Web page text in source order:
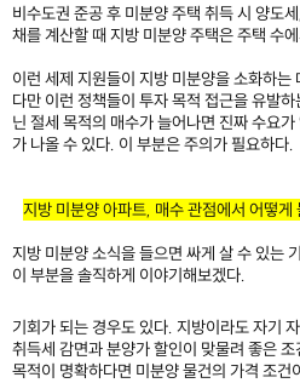
비수도권 준공 후 미분양 주택 취득 시 양도
채를 계산할 때 지방 미분양 주택은 주택 수
이런 세제 지원들이 지방 미분양을 소화하는
다만 이런 정책들이 투자 목적 접근을 유발
닌 절세 목적의 매수가 늘어나면 진짜 수요
가 나올 수 있다. 이 부분은 주의가 필요하다.
지방 미분양 아파트, 매수 관점에서 어떻게
지방 미분양 소식을 들으면 싸게 살 수 있는
이 부분을 솔직하게 이야기해보겠다.
기회가 되는 경우도 있다. 지방이라도 자기
취득세 감면과 분양가 할인이 맞물려 좋은
목적이 명확하다면 미분양 물건의 가격 조건